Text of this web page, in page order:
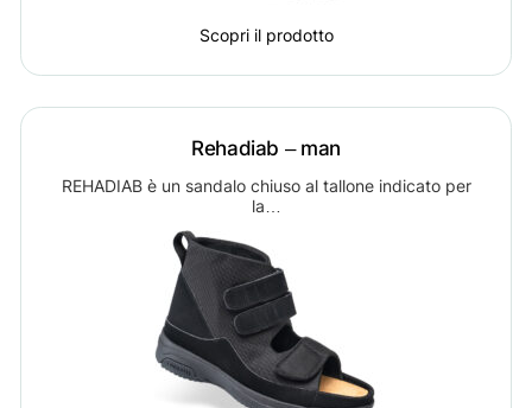
Scopri il prodotto
Rehadiab – man
REHADIAB è un sandalo chiuso al tallone indicato per
la…